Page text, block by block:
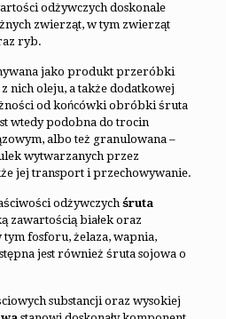
odżywczych doskonale
zwierząt, w tym zwierząt
ryb.
jako produkt przeróbki
nich oleju, a także dodatkowej
od końcówki obróbki śruta
wtedy podobna do trocin
albo też granulowana –
wytwarzanych przez
jej transport i przechowywanie.
odżywczychśruta
zawartością białek oraz
fosforu, żelaza, wapnia,
jest również śruta sojowa o
substancji oraz wysokiej